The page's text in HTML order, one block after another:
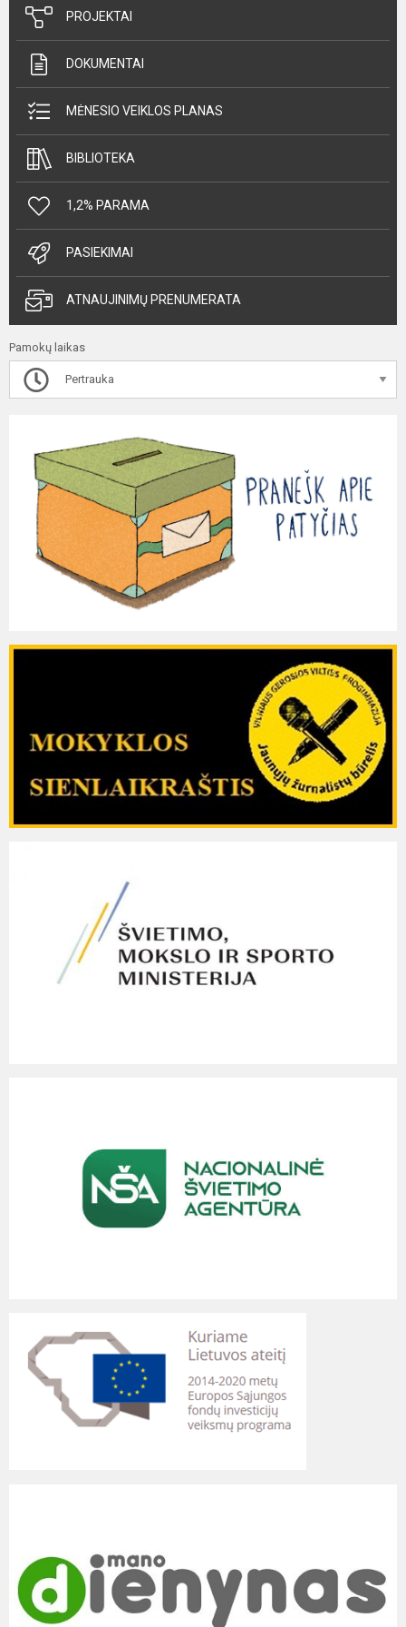
PROJEKTAI
DOKUMENTAI
MĖNESIO VEIKLOS PLANAS
BIBLIOTEKA
1,2% PARAMA
PASIEKIMAI
ATNAUJINIMŲ PRENUMERATA
Pamokų laikas
Pertrauka